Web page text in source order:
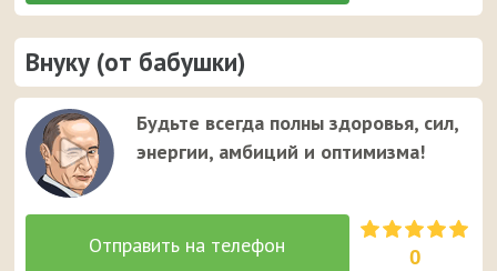
Внуку (от бабушки)
Будьте всегда полны здоровья, сил,
энергии, амбиций и оптимизма!
0